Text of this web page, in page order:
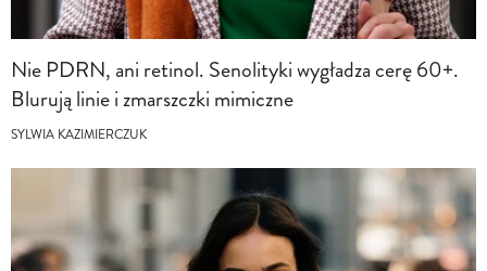
Nie PDRN, ani retinol. Senolityki wygładza cerę 60+.
Blurują linie i zmarszczki mimiczne
SYLWIA KAZIMIERCZUK